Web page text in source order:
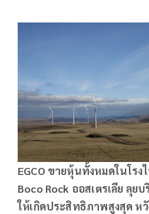
EGCO ขายหุ้นทั้งหมดในโร
Boco Rock ออสเตรเลีย ลุย
ให้เกิดประสิทธิภาพสูงสุด หวั